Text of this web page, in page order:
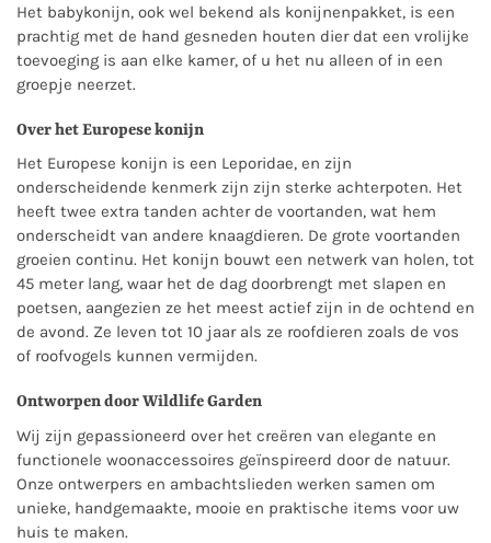
Het babykonijn, ook wel bekend als konijnenpakket, is een
prachtig met de hand gesneden houten dier dat een vrolijke
toevoeging is aan elke kamer, of u het nu alleen of in een
groepje neerzet.
Over het Europese konijn
Het Europese konijn is een Leporidae, en zijn
onderscheidende kenmerk zijn zijn sterke achterpoten. Het
heeft twee extra tanden achter de voortanden, wat hem
onderscheidt van andere knaagdieren. De grote voortanden
groeien continu. Het konijn bouwt een netwerk van holen, tot
45 meter lang, waar het de dag doorbrengt met slapen en
poetsen, aangezien ze het meest actief zijn in de ochtend en
de avond. Ze leven tot 10 jaar als ze roofdieren zoals de vos
of roofvogels kunnen vermijden.
Ontworpen door Wildlife Garden
Wij zijn gepassioneerd over het creëren van elegante en
functionele woonaccessoires geïnspireerd door de natuur.
Onze ontwerpers en ambachtslieden werken samen om
unieke, handgemaakte, mooie en praktische items voor uw
huis te maken.